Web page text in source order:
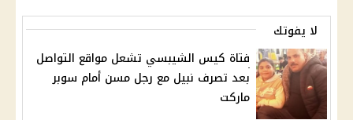
لا يفوتك
فتاة كيس الشيبسي تشعل مواقع التواصل
بعد تصرف نبيل مع رجل مسن أمام سوبر
ماركت